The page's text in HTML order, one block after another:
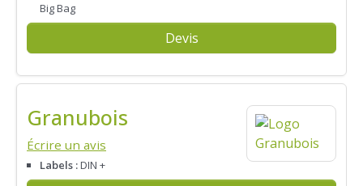
Big Bag
Devis
Granubois
Écrire un avis
Labels :DIN +